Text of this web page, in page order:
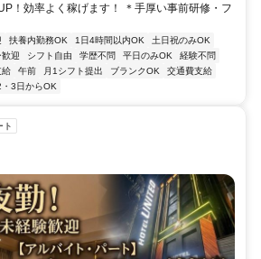
！効率よく稼げます！ ＊手厚い事前研修・フ
扶養内勤務OK 1日4時間以内OK
土日祝のみOK
迎 シフト自由 学歴不問 平日のみOK
経験不問
給 午前 月1シフト提出 ブランクOK
交通費支給
・3日からOK
ト